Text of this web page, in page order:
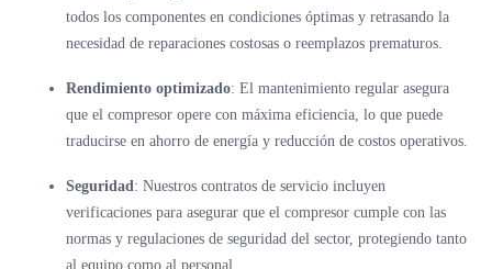
todos los componentes en condiciones óptimas y retrasando la
necesidad de reparaciones costosas o reemplazos prematuros.
Rendimiento optimizado: El mantenimiento regular asegura
que el compresor opere con máxima eficiencia, lo que puede
traducirse en ahorro de energía y reducción de costos operativos.
Seguridad: Nuestros contratos de servicio incluyen
verificaciones para asegurar que el compresor cumple con las
normas y regulaciones de seguridad del sector, protegiendo tanto
al equipo como al personal.